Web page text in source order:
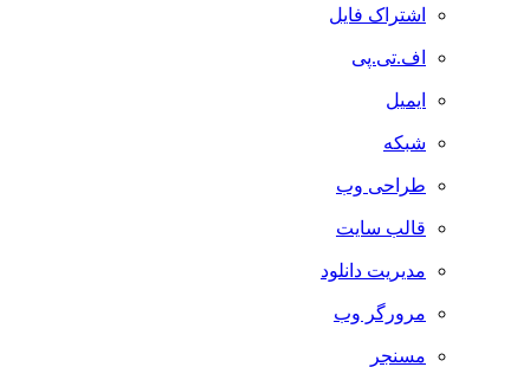
اشتراک فایل
اف.تی.پی
ایمیل
شبکه
طراحی وب
قالب سایت
مدیریت دانلود
مرورگر وب
مسنجر